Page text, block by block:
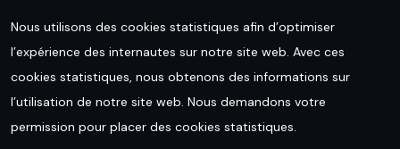
Nous utilisons des cookies statistiques afin d’optimiser
l’expérience des internautes sur notre site web. Avec ces
cookies statistiques, nous obtenons des informations sur
l’utilisation de notre site web. Nous demandons votre
permission pour placer des cookies statistiques.